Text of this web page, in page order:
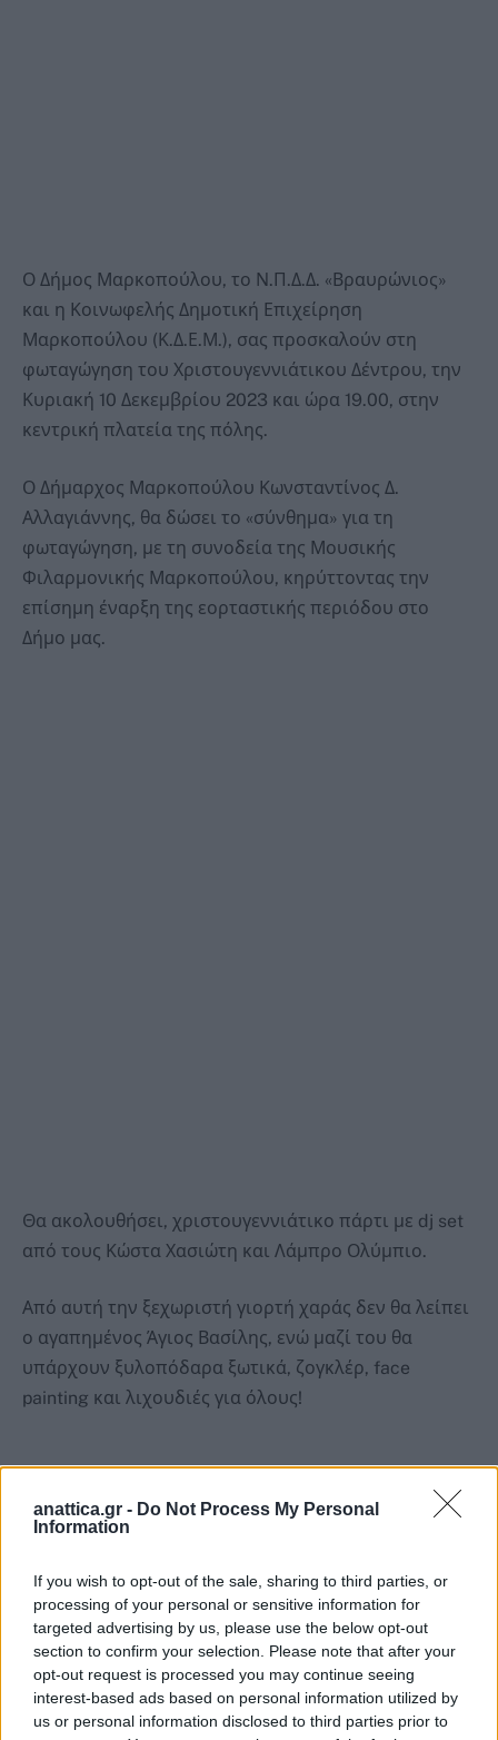
anattica.gr - Do Not Process My Personal
Information
If you wish to opt-out of the sale, sharing to third parties, or
processing of your personal or sensitive information for
targeted advertising by us, please use the below opt-out
section to confirm your selection. Please note that after your
opt-out request is processed you may continue seeing
interest-based ads based on personal information utilized by
us or personal information disclosed to third parties prior to
Ο Δήμος Μαρκοπούλου, το Ν.Π.Δ.Δ. «Βραυρώνιος»
και η Κοινωφελής Δημοτική Επιχείρηση
Μαρκοπούλου (Κ.Δ.Ε.Μ.), σας προσκαλούν στη
φωταγώγηση του Χριστουγεννιάτικου Δέντρου, την
Κυριακή 10 Δεκεμβρίου 2023 και ώρα 19.00, στην
κεντρική πλατεία της πόλης.
Ο Δήμαρχος Μαρκοπούλου Κωνσταντίνος Δ.
Αλλαγιάννης, θα δώσει το «σύνθημα» για τη
φωταγώγηση, με τη συνοδεία της Μουσικής
Φιλαρμονικής Μαρκοπούλου, κηρύττοντας την
επίσημη έναρξη της εορταστικής περιόδου στο
Δήμο μας.
Θα ακολουθήσει, χριστουγεννιάτικο πάρτι με dj set
από τους Κώστα Χασιώτη και Λάμπρο Ολύμπιο.
Από αυτή την ξεχωριστή γιορτή χαράς δεν θα λείπει
ο αγαπημένος Άγιος Βασίλης, ενώ μαζί του θα
υπάρχουν ξυλοπόδαρα ξωτικά, ζογκλέρ, face
painting και λιχουδιές για όλους!
Καλές Γιορτές!